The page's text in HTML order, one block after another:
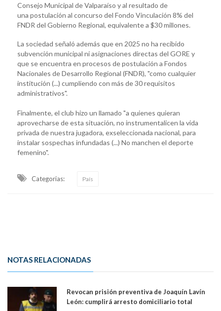
Consejo Municipal de Valparaíso y al resultado de
una postulación al concurso del Fondo Vinculación 8% del
FNDR del Gobierno Regional, equivalente a $30 millones.
La sociedad señaló además que en 2025 no ha recibido
subvención municipal ni asignaciones directas del GORE y
que se encuentra en procesos de postulación a Fondos
Nacionales de Desarrollo Regional (FNDR), "como cualquier
institución (...) cumpliendo con más de 30 requisitos
administrativos".
Finalmente, el club hizo un llamado "a quienes quieran
aprovecharse de esta situación, no instrumentalicen la vida
privada de nuestra jugadora, exseleccionada nacional, para
instalar sospechas infundadas (...) No manchen el deporte
femenino".
Categorias: País
NOTAS RELACIONADAS
Revocan prisión preventiva de Joaquín Lavín
León: cumplirá arresto domiciliario total